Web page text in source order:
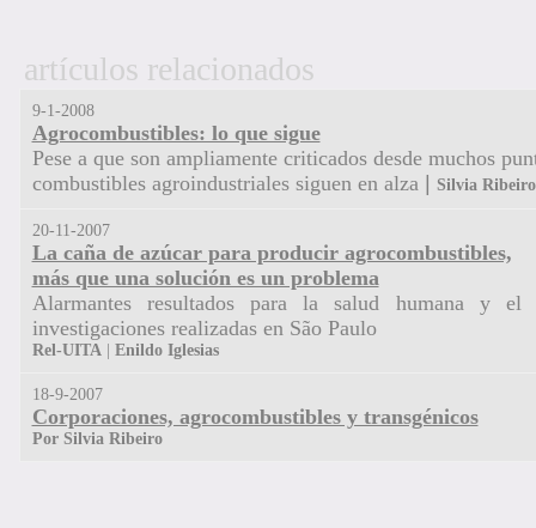
artículos relacionados
9-1-2008
Agrocombustibles: lo que sigue
Pese a que son ampliamente criticados desde muchos
combustibles agroindustriales siguen en alza
Silvia Ribeiro
20-11-2007
La caña de azúcar para producir agrocombustibles,
más que una solución es un problema
Alarmantes resultados para la salud humana y el
investigaciones realizadas en São Paulo
Rel-UITA| Enildo Iglesias
18-9-2007
Corporaciones, agrocombustibles y transgénicos
Por Silvia Ribeiro